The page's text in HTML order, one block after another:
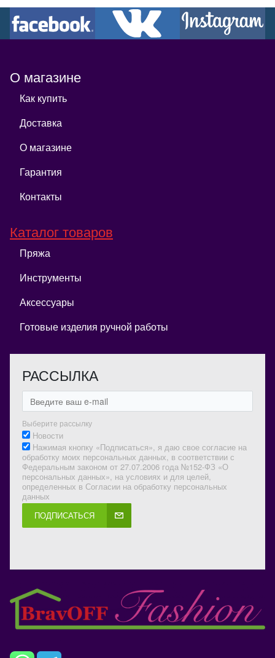
О магазине
Как купить
Доставка
О магазине
Гарантия
Контакты
Каталог товаров
Пряжа
Инструменты
Аксессуары
Готовые изделия ручной работы
РАССЫЛКА
Выберите рассылку
Новости
Нажимая кнопку «Подписаться», я даю свое согласие на
обработку моих персональных данных, в соответствии с
Федеральным законом от 27.07.2006 года №152-ФЗ «О
персональных данных», на условиях и для целей,
определенных в Согласии на обработку персональных
данных
ПОДПИСАТЬСЯ